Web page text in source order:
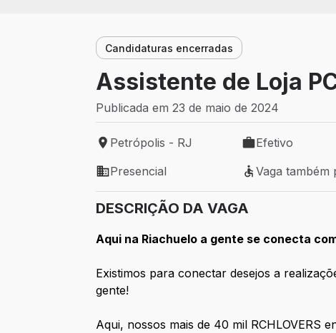
Candidaturas encerradas
Assistente de Loja
Publicada em 23 de maio de 2024
Local de trabalho: Petrópolis - RJ
Petrópolis - RJ
Tipo de vaga:
Efetivo
Modelo de trabalho: Presencial
Presencial
Vaga também
Vaga também
DESCRIÇÃO DA VAGA
Aqui na Riachuelo a gente se conecta
Existimos para conectar desejos a
gente!
Aqui, nossos mais de 40 mil RCHLOVERS